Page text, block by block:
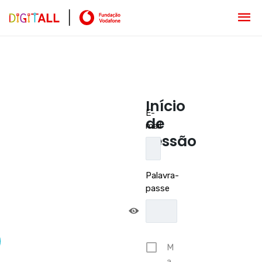
Início
de
sessão
E-
mail
Palavra-
passe
M